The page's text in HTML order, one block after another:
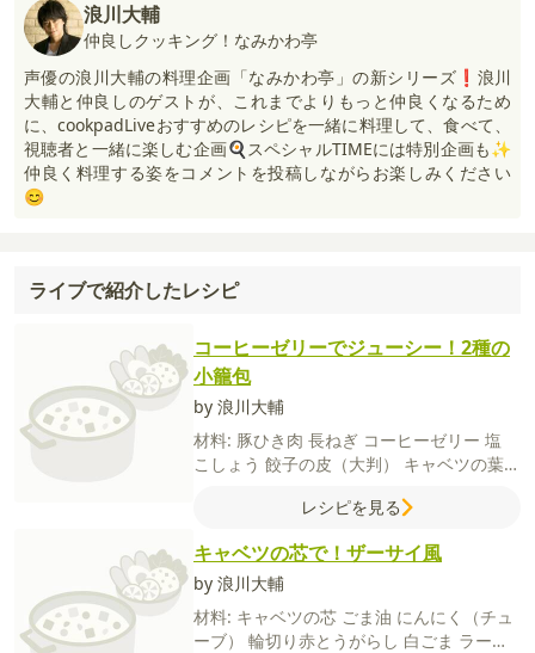
浪川大輔
仲良しクッキング！なみかわ亭
声優の浪川大輔の料理企画「なみかわ亭」の新シリーズ❗浪川
大輔と仲良しのゲストが、これまでよりもっと仲良くなるため
に、cookpadLiveおすすめのレシピを一緒に料理して、食べて、
視聴者と一緒に楽しむ企画🍳スペシャルTIMEには特別企画も✨
仲良く料理する姿をコメントを投稿しながらお楽しみください
😊
ライブで紹介したレシピ
コーヒーゼリーでジューシー！2種の
小籠包
by 浪川大輔
材料: 豚ひき肉 長ねぎ コーヒーゼリー 塩
こしょう 餃子の皮（大判） キャベツの葉
ごま油鶏がらスープの素
にんにく輪切りとうがらし一味唐辛子
【つけダレ】
ゆ
レシピを見る
キャベツの芯で！ザーサイ風
by 浪川大輔
材料: キャベツの芯 ごま油 にんにく（チュ
ーブ） 輪切り赤とうがらし 白ごま ラー油